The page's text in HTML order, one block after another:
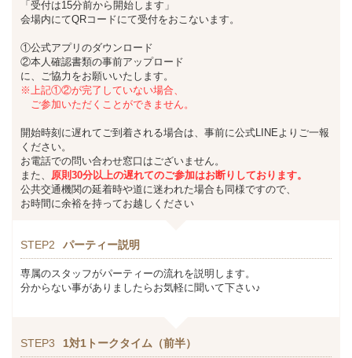
「受付は15分前から開始します」
会場内にてQRコードにて受付をおこないます。
①公式アプリのダウンロード
②本人確認書類の事前アップロード
に、ご協力をお願いいたします。
※上記①②が完了していない場合、
ご参加いただくことができません。
開始時刻に遅れてご到着される場合は、事前に公式LINEよりご一報
ください。
お電話での問い合わせ窓口はございません。
また、 原則30分以上の遅れてのご参加はお断りしております。
公共交通機関の延着時や道に迷われた場合も同様ですので、
お時間に余裕を持ってお越しください
STEP2 パーティー説明
専属のスタッフがパーティーの流れを説明します。
分からない事がありましたらお気軽に聞いて下さい♪
STEP3 1対1トークタイム（前半）